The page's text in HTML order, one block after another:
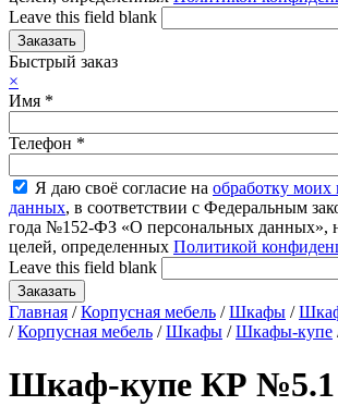
Leave this field blank
Быстрый заказ
×
Имя *
Телефон *
Я даю своё согласие на обработку моих
данных, в соответствии с Федеральным
года №152-ФЗ «О персональных данных»,
целей, определенных Политикой
Leave this field blank
Главная /Корпусная мебель /Шкафы /
/Корпусная мебель /Шкафы /Шкафы-купе
Шкаф-купе КР №5.1